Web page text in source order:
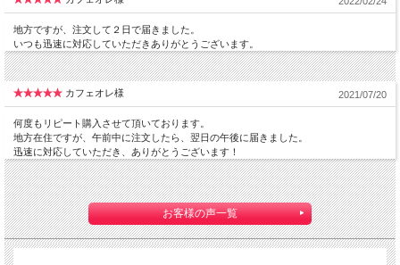
地方ですが、注文して２日で届きました。
いつも迅速に対応していただきありがとうございます。
カフェオレ様 2021/07/20
何度もリピート購入させて頂いております。
地方在住ですが、午前中に注文したら、翌日の午後に届きました。
迅速に対応していただき、ありがとうございます！
お客様の声一覧